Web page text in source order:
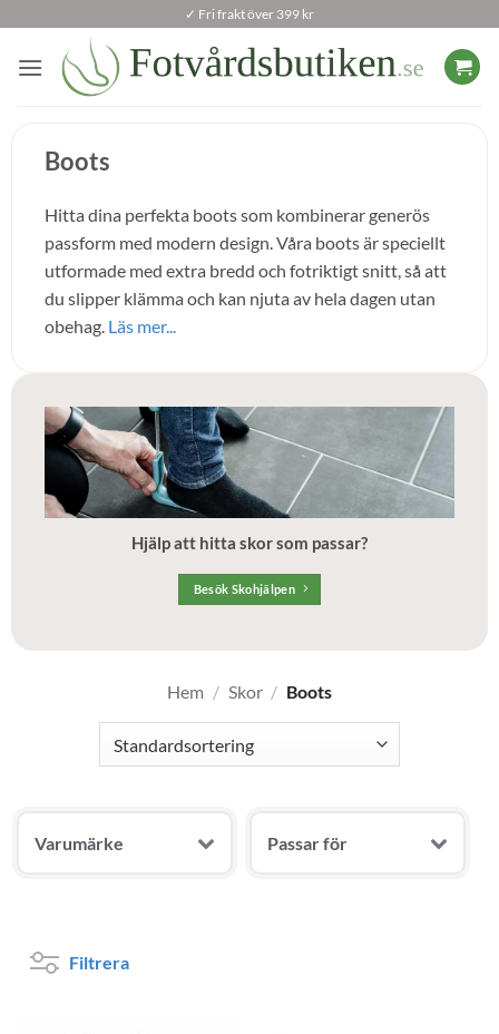
content
✓ Fri frakt över 399 kr
Boots
Hitta dina perfekta boots som kombinerar generös
passform med modern design. Våra boots är speciellt
utformade med extra bredd och fotriktigt snitt, så att
du slipper klämma och kan njuta av hela dagen utan
obehag. Läs mer...
Hjälp att hitta skor som passar?
Besök Skohjälpen
Hem / Skor / Boots
Varumärke Passar för
Filtrera